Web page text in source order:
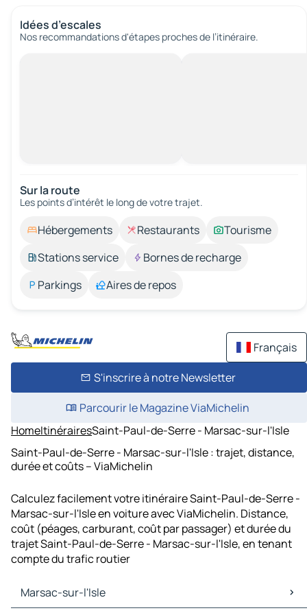
Idées d’escales
Nos recommandations d'étapes proches de l’itinéraire.
Sur la route
Les points d’intérêt le long de votre trajet.
Hébergements Restaurants
Tourisme
Stations service
Bornes de recharge
Parkings
Aires de repos
Français
S'inscrire à notre Newsletter
Parcourir le Magazine ViaMichelin
HomeItinérairesSaint-Paul-de-Serre - Marsac-sur-l'Isle
Saint-Paul-de-Serre - Marsac-sur-l'Isle : trajet, distance,
durée et coûts – ViaMichelin
Calculez facilement votre itinéraire Saint-Paul-de-Serre -
Marsac-sur-l'Isle en voiture avec ViaMichelin. Distance,
coût (péages, carburant, coût par passager) et durée du
trajet Saint-Paul-de-Serre - Marsac-sur-l'Isle, en tenant
compte du trafic routier
Marsac-sur-l'Isle